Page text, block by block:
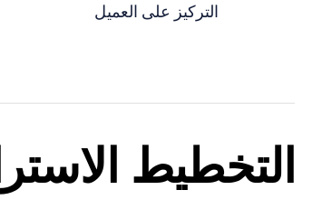
التركيز على العميل
التخطيط